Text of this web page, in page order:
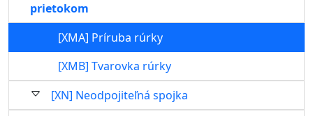
prietokom
[XMA] Príruba rúrky
[XMB] Tvarovka rúrky
[XN] Neodpojiteľná spojka